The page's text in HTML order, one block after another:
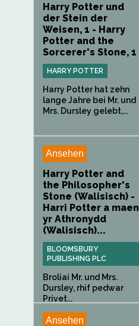
Harry Potter und
der Stein der
Weisen, 1 - Harry
Potter and the
Sorcerer's Stone, 1
HARRY POTTER
Harry Potter hat zehn
lange Jahre bei Mr. und
Mrs. Dursley gelebt,...
Ansehen
Harry Potter and
the Philosopher's
Stone (Walisisch) -
Harri Potter a maen
yr Athronydd
(Walisisch)...
BLOOMSBURY
PUBLISHING PLC
Broliai Mr. und Mrs.
Dursley, rhif pedwar
Privet...
Ansehen